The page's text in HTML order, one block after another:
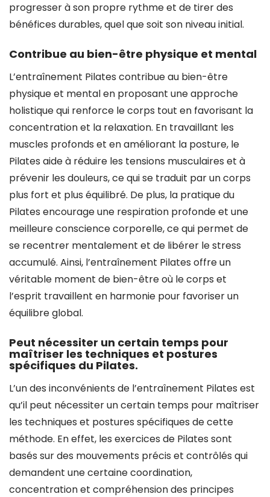
progresser à son propre rythme et de tirer des
bénéfices durables, quel que soit son niveau initial.
Contribue au bien-être physique et mental
L’entraînement Pilates contribue au bien-être
physique et mental en proposant une approche
holistique qui renforce le corps tout en favorisant la
concentration et la relaxation. En travaillant les
muscles profonds et en améliorant la posture, le
Pilates aide à réduire les tensions musculaires et à
prévenir les douleurs, ce qui se traduit par un corps
plus fort et plus équilibré. De plus, la pratique du
Pilates encourage une respiration profonde et une
meilleure conscience corporelle, ce qui permet de
se recentrer mentalement et de libérer le stress
accumulé. Ainsi, l’entraînement Pilates offre un
véritable moment de bien-être où le corps et
l’esprit travaillent en harmonie pour favoriser un
équilibre global.
Peut nécessiter un certain temps pour
maîtriser les techniques et postures
spécifiques du Pilates.
L’un des inconvénients de l’entraînement Pilates est
qu’il peut nécessiter un certain temps pour maîtriser
les techniques et postures spécifiques de cette
méthode. En effet, les exercices de Pilates sont
basés sur des mouvements précis et contrôlés qui
demandent une certaine coordination,
concentration et compréhension des principes